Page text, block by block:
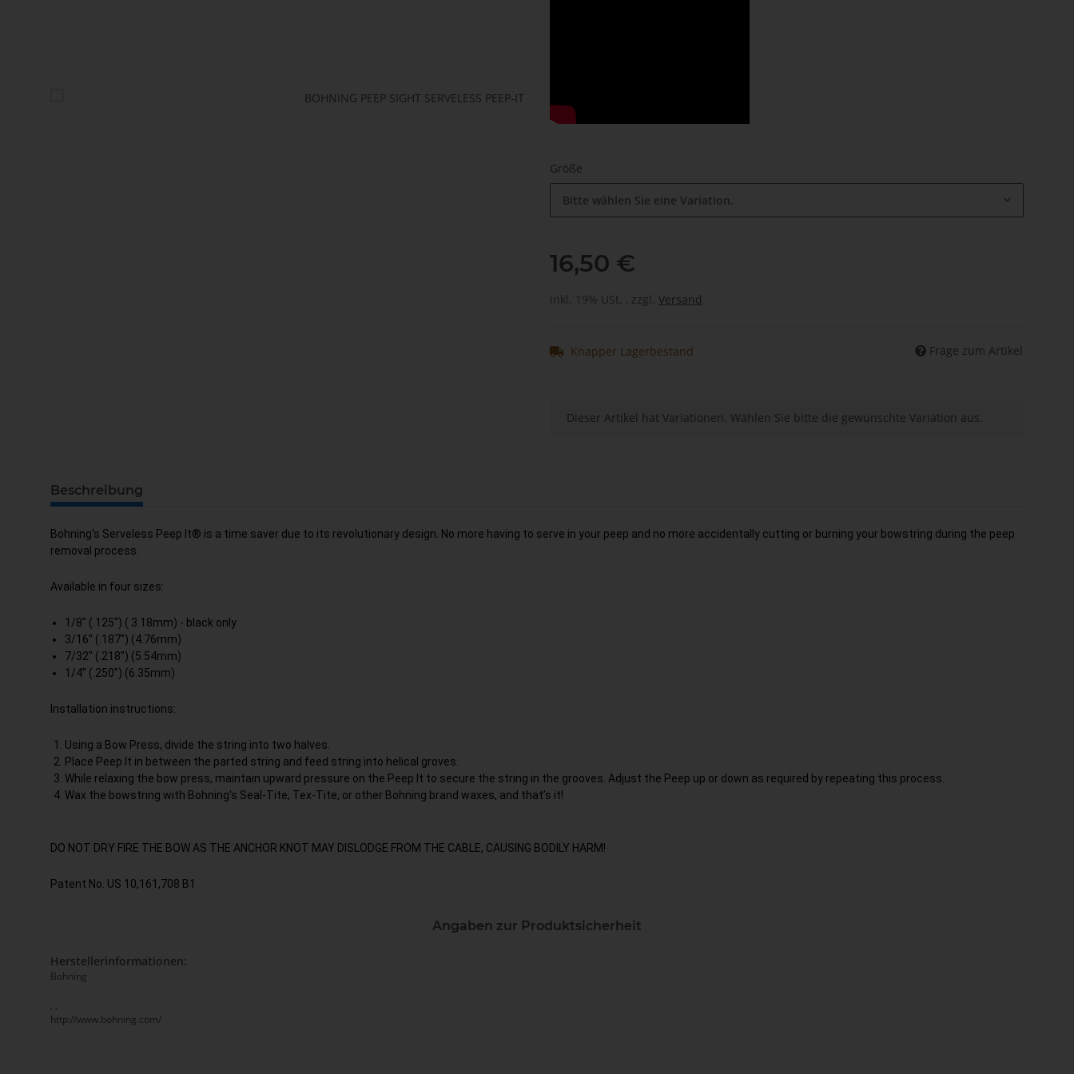
Größe
Bitte wählen Sie eine Variation.
16,50 €
inkl. 19% USt. , zzgl. Versand
Knapper Lagerbestand Frage zum Artikel
xDieser Artikel hat Variationen. Wählen Sie bitte die gewünschte Variation aus.
Beschreibung
Bohning's Serveless Peep It® is a time saver due to its revolutionary design. No more having to serve in your peep and no more accidentally cutting or burning your bowstring during the peep
removal process.
Available in four sizes:
1/8" (.125") ( 3.18mm) - black only
3/16" (.187") (4.76mm)
7/32" (.218") (5.54mm)
1/4" (.250") (6.35mm)
Installation instructions:
Using a Bow Press, divide the string into two halves.
Place Peep It in between the parted string and feed string into helical groves.
While relaxing the bow press, maintain upward pressure on the Peep It to secure the string in the grooves. Adjust the Peep up or down as required by repeating this process.
Wax the bowstring with Bohning's Seal-Tite, Tex-Tite, or other Bohning brand waxes, and that’s it!
DO NOT DRY FIRE THE BOW AS THE ANCHOR KNOT MAY DISLODGE FROM THE CABLE, CAUSING BODILY HARM!
Patent No. US 10,161,708 B1
Angaben zur Produktsicherheit
Herstellerinformationen:
Bohning
, ,
http://www.bohning.com/